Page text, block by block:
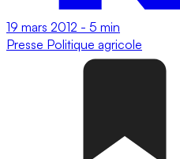
19 mars 2012 - 5 min
Presse Politique agricole